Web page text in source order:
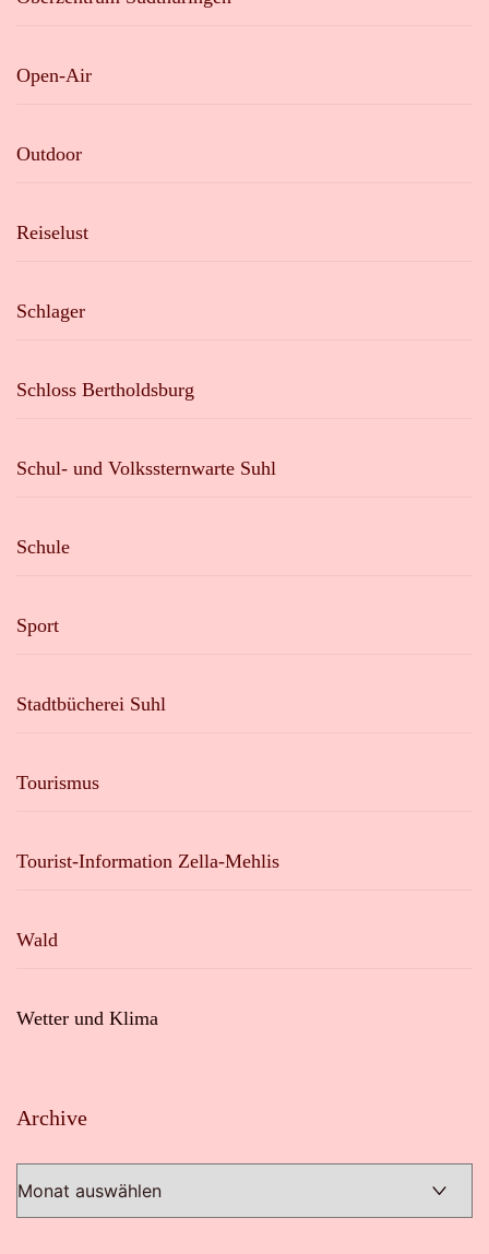
Open-Air
Outdoor
Reiselust
Schlager
Schloss Bertholdsburg
Schul- und Volkssternwarte Suhl
Schule
Sport
Stadtbücherei Suhl
Tourismus
Tourist-Information Zella-Mehlis
Wald
Wetter und Klima
Archive